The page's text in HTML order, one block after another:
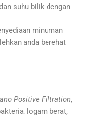
suhu bilik dengan
minuman
anda berehat
Positive Filtration,
logam berat,